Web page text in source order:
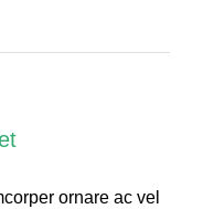
ornare ac vel